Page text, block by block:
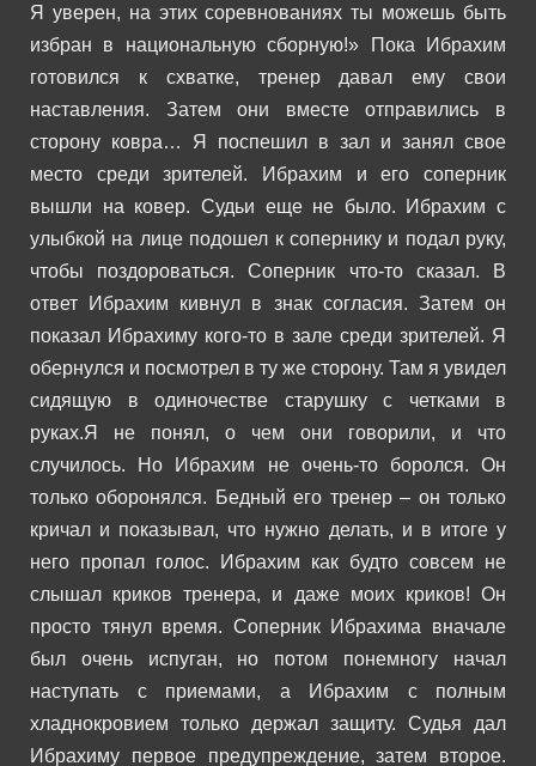
Я уверен, на этих соревнованиях ты можешь быть
избран в национальную сборную!»
Пока Ибрахим
готовился к схватке, тренер давал ему свои
наставления. Затем они вместе отправились в
сторону ковра… Я поспешил в зал и занял свое
место среди зрителей. Ибрахим и его соперник
вышли на ковер. Судьи еще не было. Ибрахим с
улыбкой на лице подошел к сопернику и подал руку,
чтобы поздороваться. Соперник что-то сказал. В
ответ Ибрахим кивнул в знак согласия. Затем он
показал Ибрахиму кого-то в зале среди зрителей. Я
обернулся и посмотрел в ту же сторону. Там я увидел
сидящую в одиночестве старушку с четками в
руках.Я не понял, о чем они говорили, и что
случилось. Но Ибрахим не очень-то боролся. Он
только оборонялся. Бедный его тренер – он только
кричал и показывал, что нужно делать, и в итоге у
него пропал голос. Ибрахим как будто совсем не
слышал криков тренера, и даже моих криков! Он
просто тянул время. Соперник Ибрахима вначале
был очень испуган, но потом понемногу начал
наступать с приемами, а Ибрахим с полным
хладнокровием только держал защиту. Судья дал
Ибрахиму первое предупреждение, затем второе.